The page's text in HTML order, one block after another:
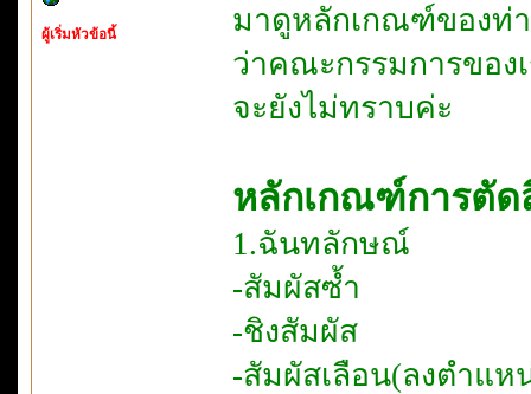
ผู้เริ่มหัวข้อนี้
มาดูหลักเกณฑ์ของท่
ว่าคณะกรรมการของ
จะยังไม่ทราบค่ะ
หลักเกณฑ์การตัด
1.ฉันทลักษณ์
-สัมผัสซ้ำ
-ชิงสัมผัส
-สัมผัสเลือน(ลงตำแห